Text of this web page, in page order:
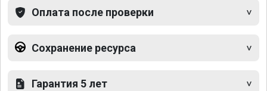
Оплата после проверки
Сохранение ресурса
Гарантия 5 лет